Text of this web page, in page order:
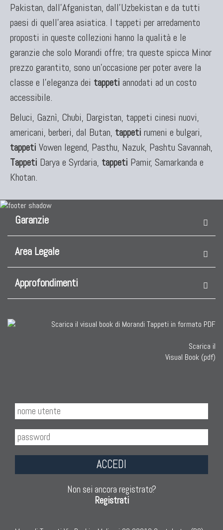
Pakistan, dall'Afganistan, dall'Uzbekistan e da tutti
paesi di quell'area asiatica. I tappeti per arredamento
proposti in queste collezioni hanno la qualità e le
garanzie che solo Morandi offre; tra queste spicca Minor
prezzo garantito, sono un'occasione per poter avere la
classe e l'eleganza dei tappeti annodati ad un costo
accessibile.
Beluci, Gaznì, Chubi, Dargistan, tappeti cinesi nuovi,
americani, berberi, dal Butan, tappeti rumeni e bulgari,
tappeti Vowen legend, Pasthu, Nazuk, Pashtu Savannah,
Tappeti Darya e Syrdaria, tappeti Pamir, Samarkanda e
Khotan.
Garanzie
Area Legale
Approfondimenti
Scarica il
Visual Book (pdf)
ACCEDI
Non sei ancora registrato?
Registrati